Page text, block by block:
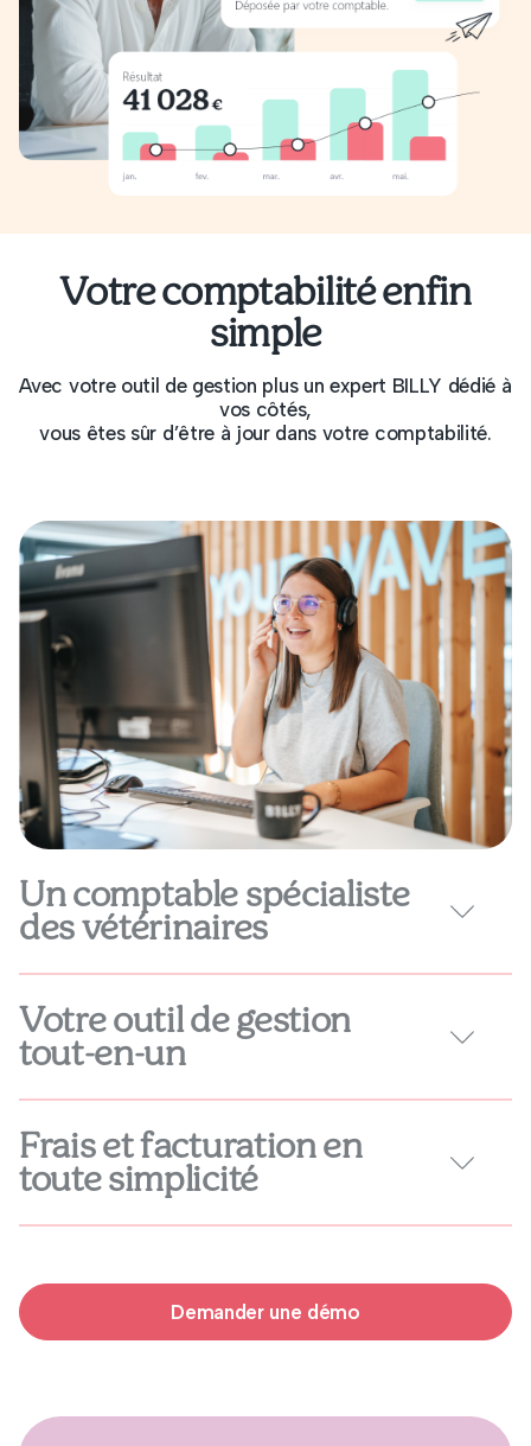
Votre comptabilité enfin
simple
Avec votre outil de gestion plus un expert BILLY dédié à
vos côtés,
vous êtes sûr d’être à jour dans votre comptabilité.
Un comptable spécialiste
des vétérinaires
Votre outil de gestion
tout-en-un
Frais et facturation en
toute simplicité
Demander une démo